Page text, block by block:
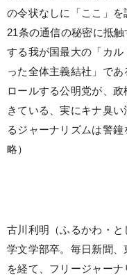
の令状なしに「ここ」
21条の通信の秘密に抵
する我が国最大の「カ
った全体主義結社」で
ロールする公明党が、
きている、実にキナ臭
るジャーナリズムは警
略）
古川利明（ふるかわ・
学文学部卒。毎日新聞
を経て、フリージャー